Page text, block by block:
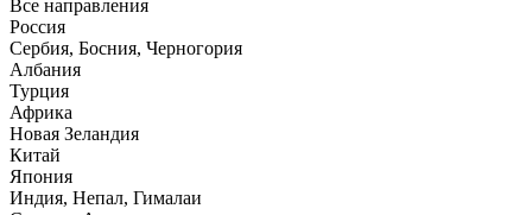
Все направления
Россия
Сербия, Босния, Черногория
Албания
Турция
Африка
Новая Зеландия
Китай
Япония
Индия, Непал, Гималаи